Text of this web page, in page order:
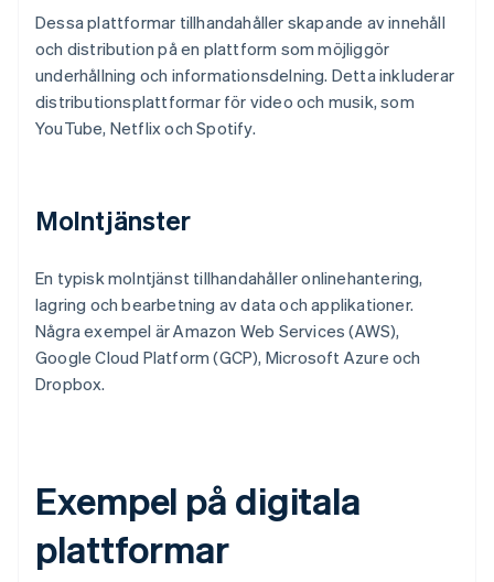
Dessa plattformar tillhandahåller skapande av innehåll
och distribution på en plattform som möjliggör
underhållning och informationsdelning. Detta inkluderar
distributionsplattformar för video och musik, som
YouTube, Netflix och Spotify.
Molntjänster
En typisk molntjänst tillhandahåller onlinehantering,
lagring och bearbetning av data och applikationer.
Några exempel är Amazon Web Services (AWS),
Google Cloud Platform (GCP), Microsoft Azure och
Dropbox.
Exempel på digitala
plattformar